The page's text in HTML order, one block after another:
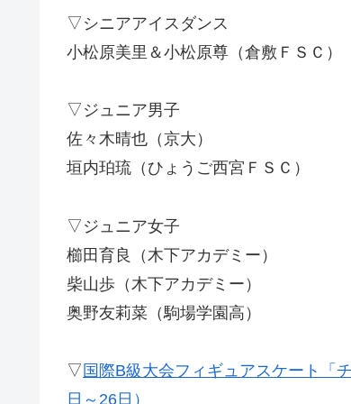
▽シニアアイスダンス
小松原美里＆小松原尊（倉敷ＦＳＣ）
▽ジュニア男子
佐々木晴也（京大）
垣内珀琉（ひょうご西宮ＦＳＣ）
▽ジュニア女子
櫛田育良（木下アカデミー）
柴山歩（木下アカデミー）
奥野友莉菜（駒場学園高）
▽ 国際B級大会フィギュアスケート「
日～26日）